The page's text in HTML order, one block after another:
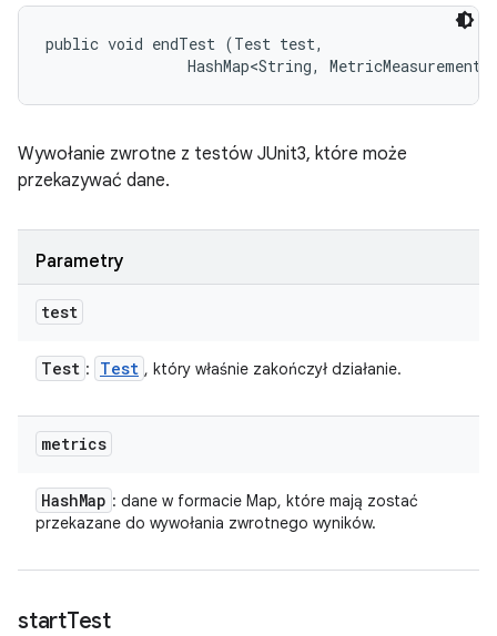
public void endTest (Test test,
HashMap<String,
Wywołanie zwrotne z testów JUnit3, które może
przekazywać dane.
Parametry
test
Test : Test , który właśnie zakończył działanie.
metrics
HashMap : dane w formacie Map, które mają zostać
przekazane do wywołania zwrotnego wyników.
startTest